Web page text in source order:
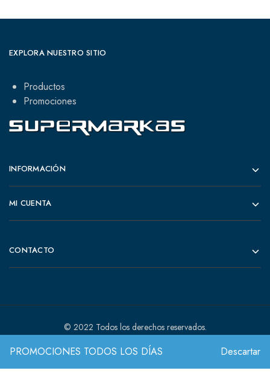
PROMOCIONES TODOS LOS DÍAS Descartar
EXPLORA NUESTRO SITIO
Productos
Promociones
INFORMACIÓN
MI CUENTA
CONTACTO
© 2022 Todos los derechos reservados.